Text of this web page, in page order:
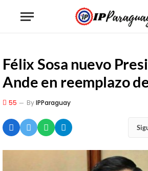
Félix Sosa nuevo
Ande en reemplazo
55 ByIPParaguay